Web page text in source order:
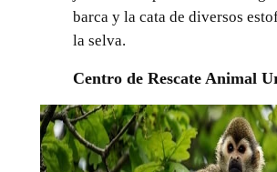
barca y la cata de diversos
la selva.
Centro de Rescate Animal